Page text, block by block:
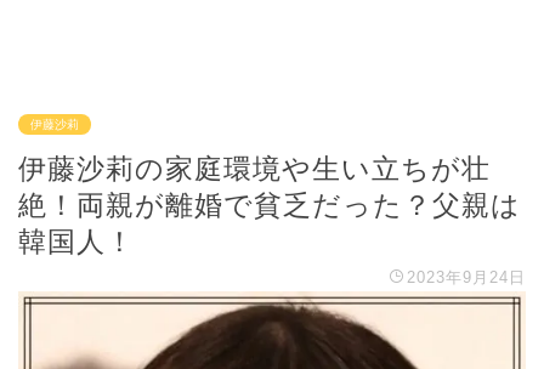
伊藤沙莉
伊藤沙莉の家庭環境や生い立ちが壮
絶！両親が離婚で貧乏だった？父親は
韓国人！
2023年9月24日